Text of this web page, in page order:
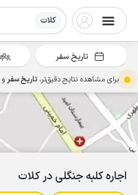
کلات
اجاره کلبه جنگلی در کلات
تاریخ سفر
برای مشاهده نتایج دقیق‌تر، تاریخ سفرو